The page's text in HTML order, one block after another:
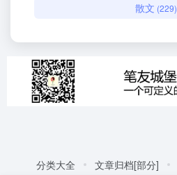
散文 (229)
分类大全 文章归档[部分]